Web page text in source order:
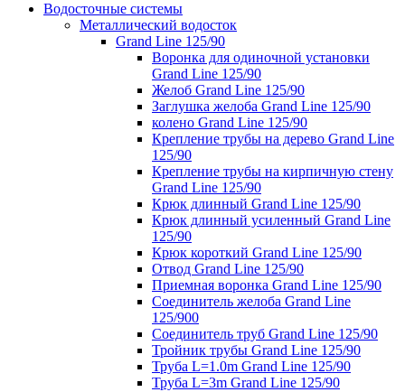
Водосточные системы
Металлический водосток
Grand Line 125/90
Воронка для одиночной установки
Grand Line 125/90
Желоб Grand Line 125/90
Заглушка желоба Grand Line 125/90
колено Grand Line 125/90
Крепление трубы на дерево Grand Line
125/90
Крепление трубы на кирпичную стену
Grand Line 125/90
Крюк длинный Grand Line 125/90
Крюк длинный усиленный Grand Line
125/90
Крюк короткий Grand Line 125/90
Отвод Grand Line 125/90
Приемная воронка Grand Line 125/90
Соединитель желоба Grand Line
125/900
Соединитель труб Grand Line 125/90
Тройник трубы Grand Line 125/90
Труба L=1.0m Grand Line 125/90
Труба L=3m Grand Line 125/90